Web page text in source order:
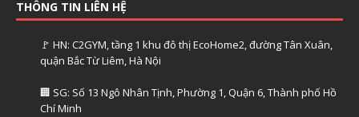
THÔNG TIN LIÊN HỆ
🚩 HN: C2GYM, tầng 1 khu đô thị EcoHome2, đường Tân Xuân,
quận Bắc Từ Liêm, Hà Nội
🏢 SG: Số 13 Ngô Nhân Tịnh, Phường 1, Quận 6, Thành phố Hồ
Chí Minh